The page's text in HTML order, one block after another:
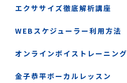
エクササイズ徹底解析講座
WEBスケジューラー利用方法
オンラインボイストレーニング
金子恭平ボーカルレッスン